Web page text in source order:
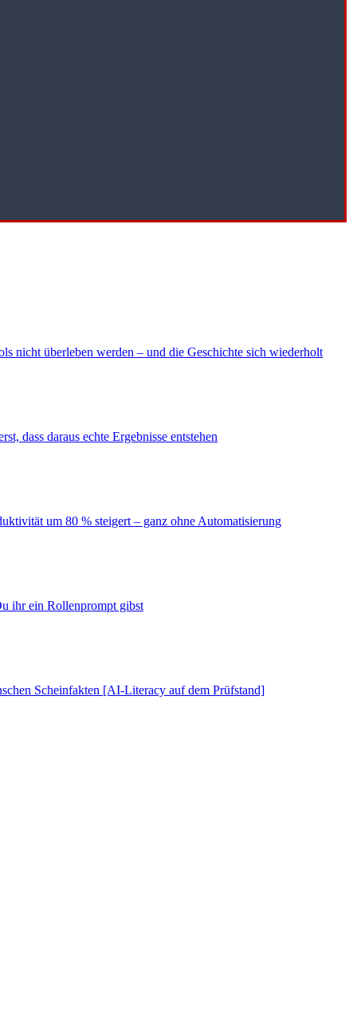
nicht überleben werden – und die Geschichte sich wiederholt
dass daraus echte Ergebnisse entstehen
um 80 % steigert – ganz ohne Automatisierung
ihr ein Rollenprompt gibst
Scheinfakten [AI-Literacy auf dem Prüfstand]